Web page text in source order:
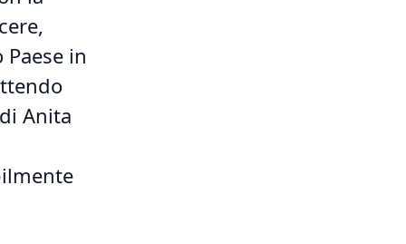
in
Anita